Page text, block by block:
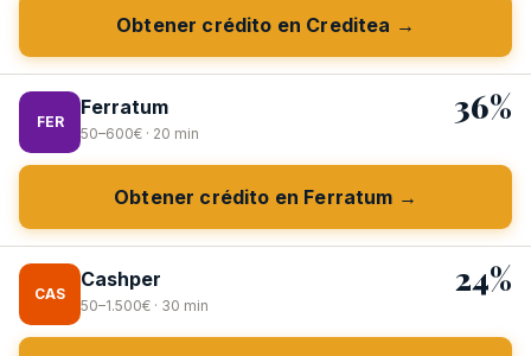
Obtener crédito en Creditea →
FER
Ferratum
50–600€ · 20 min
36%
Obtener crédito en Ferratum →
CAS
Cashper
50–1.500€ · 30 min
24%